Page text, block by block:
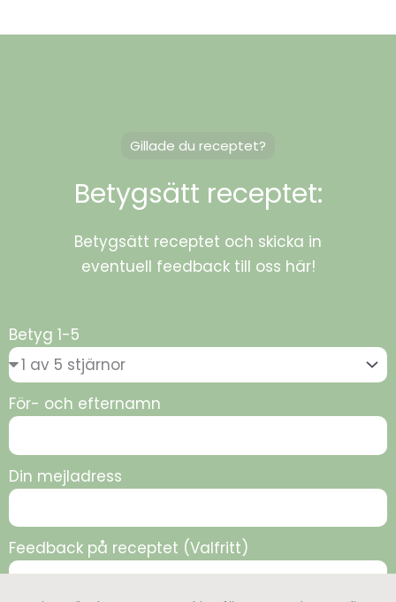
Gillade du receptet?
Betygsätt receptet:
Betygsätt receptet och skicka in
eventuell feedback till oss här!
Betyg 1-5
För- och efternamn
Din mejladress
Feedback på receptet (Valfritt)